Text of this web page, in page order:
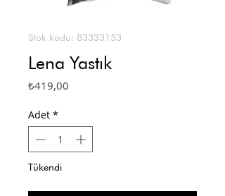
Stok kodu: 83333153
Lena Yastık
₺419,00
Adet *
Tükendi